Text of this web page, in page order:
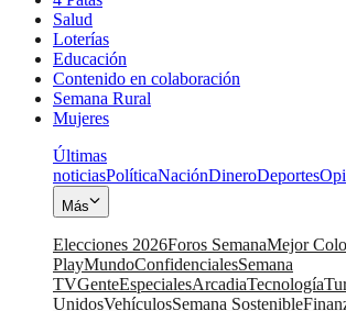
Salud
Loterías
Educación
Contenido en colaboración
Semana Rural
Mujeres
Últimas
noticiasPolíticaNaciónDineroDeportes
Más
Elecciones 2026Foros SemanaMejor
PlayMundoConfidencialesSemana
TVGenteEspecialesArcadiaTecnología
UnidosVehículosSemana Sostenible